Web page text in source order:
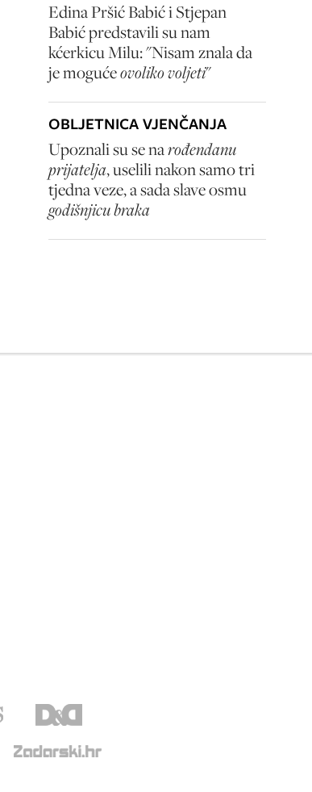
Edina Pršić Babić i Stjepan
Babić predstavili su nam
kćerkicu Milu: "Nisam znala da
je mogućeovoliko voljeti"
OBLJETNICA VJENČANJA
Upoznali su se narođendanu
prijatelja, uselili nakon samo tri
tjedna veze, a sada slave osmu
godišnjicu braka